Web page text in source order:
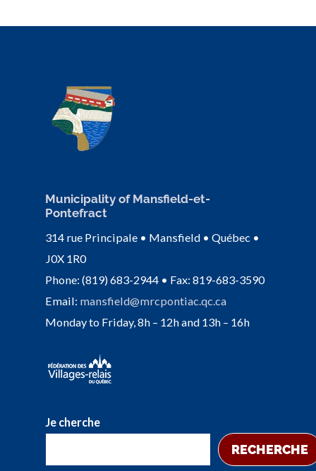
Municipality of Mansfield-et-
Pontefract
314 rue Principale • Mansfield • Québec •
J0X 1R0
Phone: (819) 683-2944 • Fax: 819-683-3590
Email: mansfield@mrcpontiac.qc.ca
Monday to Friday, 8h – 12h and 13h – 16h
Je cherche
RECHERCHE